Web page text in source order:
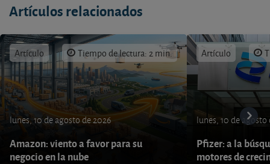
Artículos relacionados
Artículo Tiempo de lectura: 2 min.
lunes, 10 de agosto de 2026
Amazon: viento a favor para su
negocio en la nube
Artículo
lunes, 10 de agosto
Pfizer: a la
motores de